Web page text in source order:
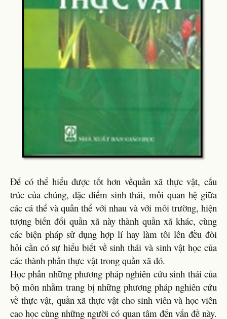
Để có thể hiểu được tốt hơn vềquần xã thực vật, cấu
trúc của chúng, đặc điểm sinh thái, mối quan hệ giữa
các cá thể và quần thể với nhau và với môi trường, hiện
tượng biến đổi quần xã này thành quần xã khác, cùng
các biện pháp sử dụng hợp lí hay làm tôi lên đều đòi
hỏi cần có sự hiểu biết về sinh thái và sinh vật học của
các thành phần thực vật trong quần xã đó.
Học phần những phương pháp nghiên cứu sinh thái của
bộ môn nhằm trang bị những phương pháp nghiên cứu
về thực vật, quần xã thực vật cho sinh viên và học viên
cao học cùng những người có quan tâm đến vấn đề này.